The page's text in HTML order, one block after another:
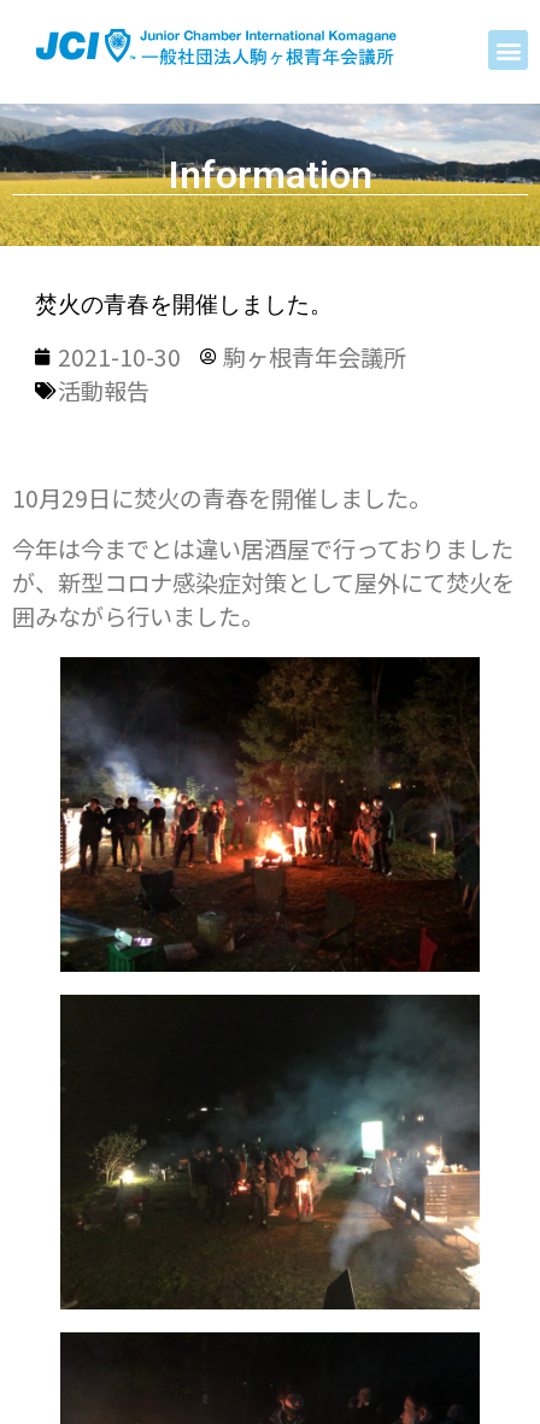
Information
焚火の青春を開催しました。
2021-10-30
駒ヶ根青年会議所
活動報告
10月29日に焚火の青春を開催しました。
今年は今までとは違い居酒屋で行っておりました
が、新型コロナ感染症対策として屋外にて焚火を
囲みながら行いました。